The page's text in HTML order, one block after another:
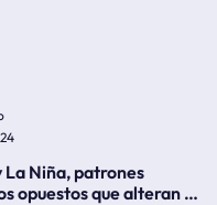
La Niña, patrones
opuestos que alteran la